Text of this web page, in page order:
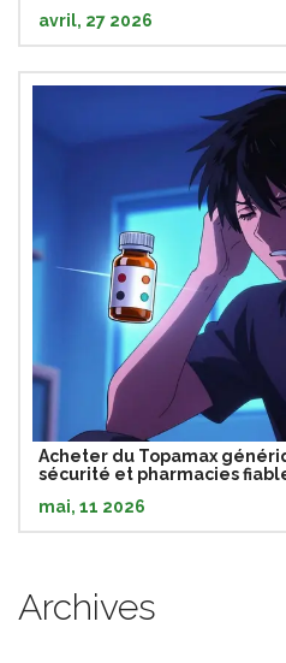
avril, 27 2026
Acheter du Topamax
sécurité et pharmacies
mai, 11 2026
Archives